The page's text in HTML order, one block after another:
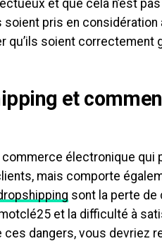
et que cela n’est
pris en considération
qu’ils soient correctement
et
électronique qui
mais comporte
sont la perte de
et la difficulté à
dangers, vous devriez